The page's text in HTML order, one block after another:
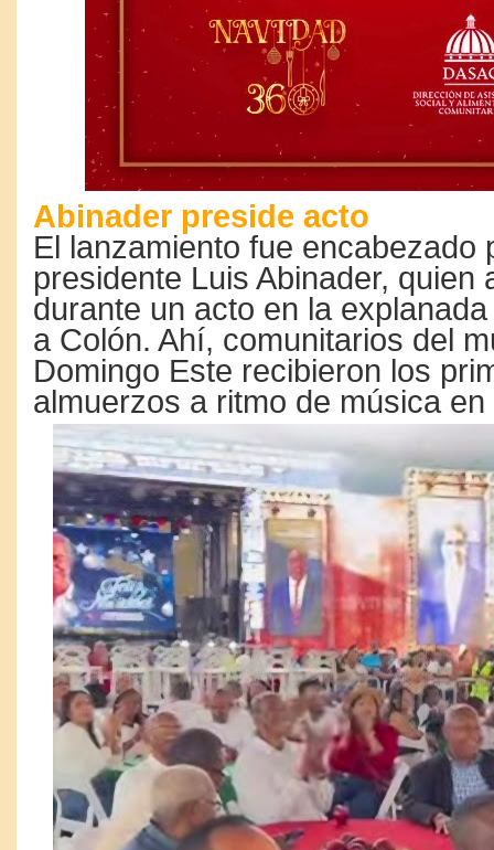
Abinader preside acto
El lanzamiento fue encabezado
presidente Luis Abinader, quien
durante un acto en la
a Colón. Ahí, comunitarios del
Domingo Este recibieron los
almuerzos a ritmo de música en